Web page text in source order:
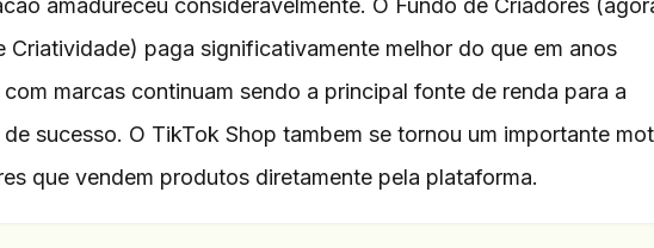
amadureceu consideravelmente. O Fundo de Criadores
Criatividade) paga significativamente melhor do que em anos
marcas continuam sendo a principal fonte de renda para a
sucesso. O TikTok Shop tambem se tornou um importante
que vendem produtos diretamente pela plataforma.